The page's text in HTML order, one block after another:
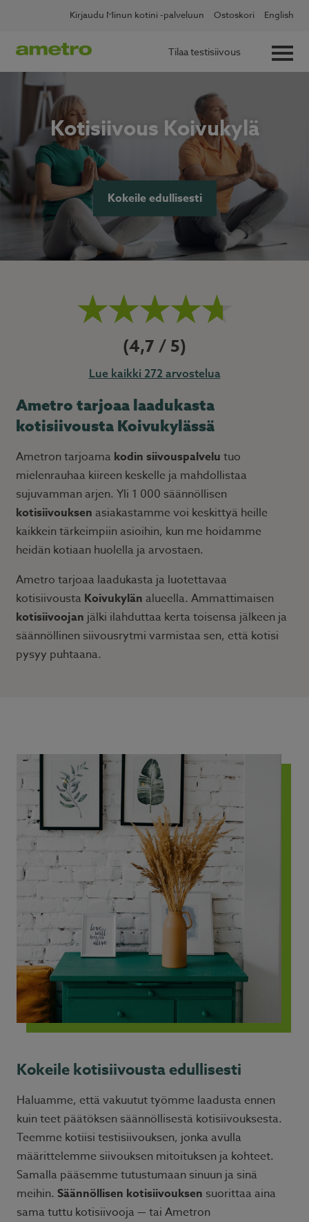
content
Kirjaudu Minun kotini -palveluun Ostoskori English
Tilaa testisiivous
Kotisiivous Koivukylä
Kokeile edullisesti
4,7
272 arvostelua
Ametro tarjoaa laadukasta
kotisiivousta Koivukylässä
Ametron tarjoama kodin siivouspalvelu tuo
mielenrauhaa kiireen keskelle ja mahdollistaa
sujuvamman arjen. Yli 1 000 säännöllisen
kotisiivouksen asiakastamme voi keskittyä heille
kaikkein tärkeimpiin asioihin, kun me hoidamme
heidän kotiaan huolella ja arvostaen.
Ametro tarjoaa laadukasta ja luotettavaa
kotisiivousta Koivukylän alueella. Ammattimaisen
kotisiivoojan jälki ilahduttaa kerta toisensa jälkeen ja
säännöllinen siivousrytmi varmistaa sen, että kotisi
pysyy puhtaana.
Kokeile kotisiivousta edullisesti
Haluamme, että vakuutut työmme laadusta ennen
kuin teet päätöksen säännöllisestä kotisiivouksesta.
Teemme kotiisi testisiivouksen, jonka avulla
määrittelemme siivouksen mitoituksen ja kohteet.
Samalla pääsemme tutustumaan sinuun ja sinä
meihin. Säännöllisen kotisiivouksen suorittaa aina
sama tuttu kotisiivooja — tai Ametron